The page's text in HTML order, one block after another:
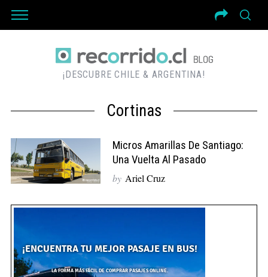
¡DESCUBRE CHILE & ARGENTINA!
Cortinas
Micros Amarillas De Santiago:
Una Vuelta Al Pasado
by Ariel Cruz